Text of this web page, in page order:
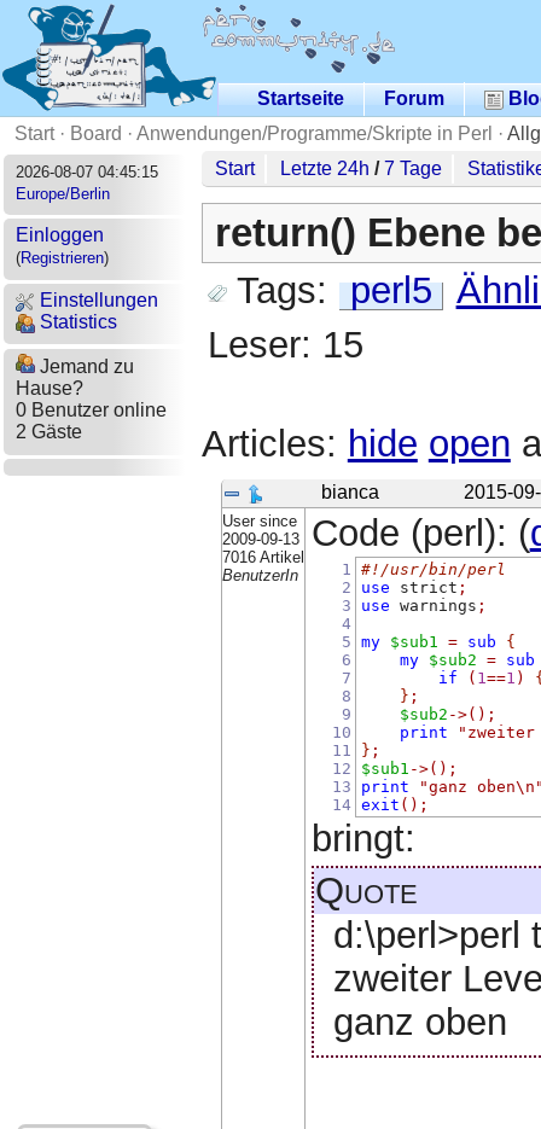
Startseite Forum
Start· Board · Anwendungen/Programme/Skripte in Perl ·
2026-08-07 04:45:15
Europe/Berlin
Einloggen
(Registrieren)
Einstellungen
Statistics
Jemand zu
Hause?
0 Benutzer online
2 Gäste
Start Letzte 24h /7 Tage
return() Ebene
Tags: perl5
Leser: 15
Articles: hide open
bianca 2015-
User since
2009-09-13
7016 Artikel
BenutzerIn
Code (perl): (
1
2
3
4
5
6
7
8
9
10
11
12
13
14
#!/usr/bin/perl
use strict ;
use warnings ;
my $sub1 = sub
{
my $sub2 = sub
if
( 1==1 )
} ;
$sub2 ->();
print
} ;
$sub1 ->();
print
"ganz
exit ();
bringt:
Quote
d:\perl>perl
zweiter
ganz oben